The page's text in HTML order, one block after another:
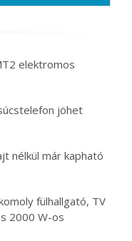
elektromos
jöhet
nélkül már kapható
fülhallgató, TV
2000 W-os